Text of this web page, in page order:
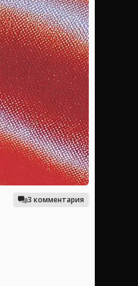
3 комментария